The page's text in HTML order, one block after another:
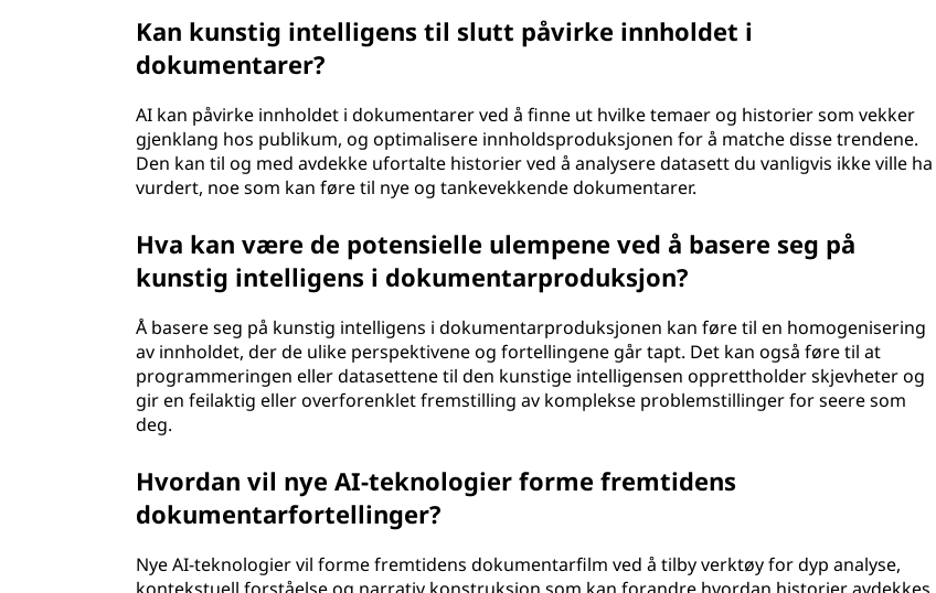
Kan kunstig intelligens til slutt påvirke innholdet i
dokumentarer?
AI kan påvirke innholdet i dokumentarer ved å finne ut hvilke temaer og historier som vekker
gjenklang hos publikum, og optimalisere innholdsproduksjonen for å matche disse trendene.
Den kan til og med avdekke ufortalte historier ved å analysere datasett du vanligvis ikke ville ha
vurdert, noe som kan føre til nye og tankevekkende dokumentarer.
Hva kan være de potensielle ulempene ved å basere seg på
kunstig intelligens i dokumentarproduksjon?
Å basere seg på kunstig intelligens i dokumentarproduksjonen kan føre til en homogenisering
av innholdet, der de ulike perspektivene og fortellingene går tapt. Det kan også føre til at
programmeringen eller datasettene til den kunstige intelligensen opprettholder skjevheter og
gir en feilaktig eller overforenklet fremstilling av komplekse problemstillinger for seere som
deg.
Hvordan vil nye AI-teknologier forme fremtidens
dokumentarfortellinger?
Nye AI-teknologier vil forme fremtidens dokumentarfilm ved å tilby verktøy for dyp analyse,